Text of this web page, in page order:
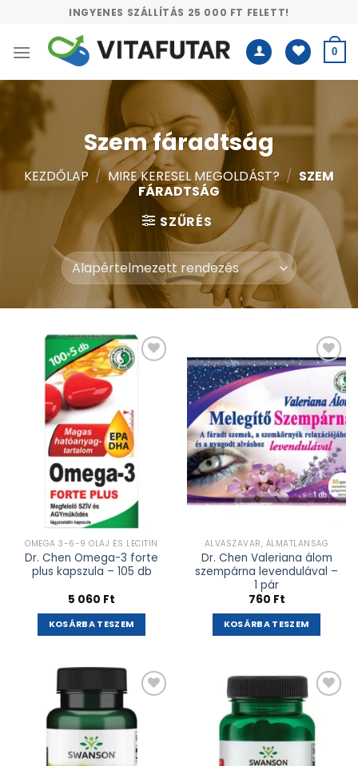
content
INGYENES SZÁLLÍTÁS 25 000 FT FELETT!
0
Szem fáradtság
KEZDŐLAP / MIRE KERESEL MEGOLDÁST? / SZEM
FÁRADTSÁG
SZŰRÉS
Kívánságlistához
adás
OMEGA 3-6-9 OLAJ ÉS LECITIN
Dr. Chen Omega-3 forte
plus kapszula – 105 db
5 060 Ft
KOSÁRBA TESZEM
Kívánságlistához
ALVÁSZAVAR, ÁLMATLANSÁG
Dr. Chen Valeriana álom
szempárna levendulával –
1 pár
760 Ft
KOSÁRBA TESZEM
Kívánságlistához
adás
Kívánságlistához
adás